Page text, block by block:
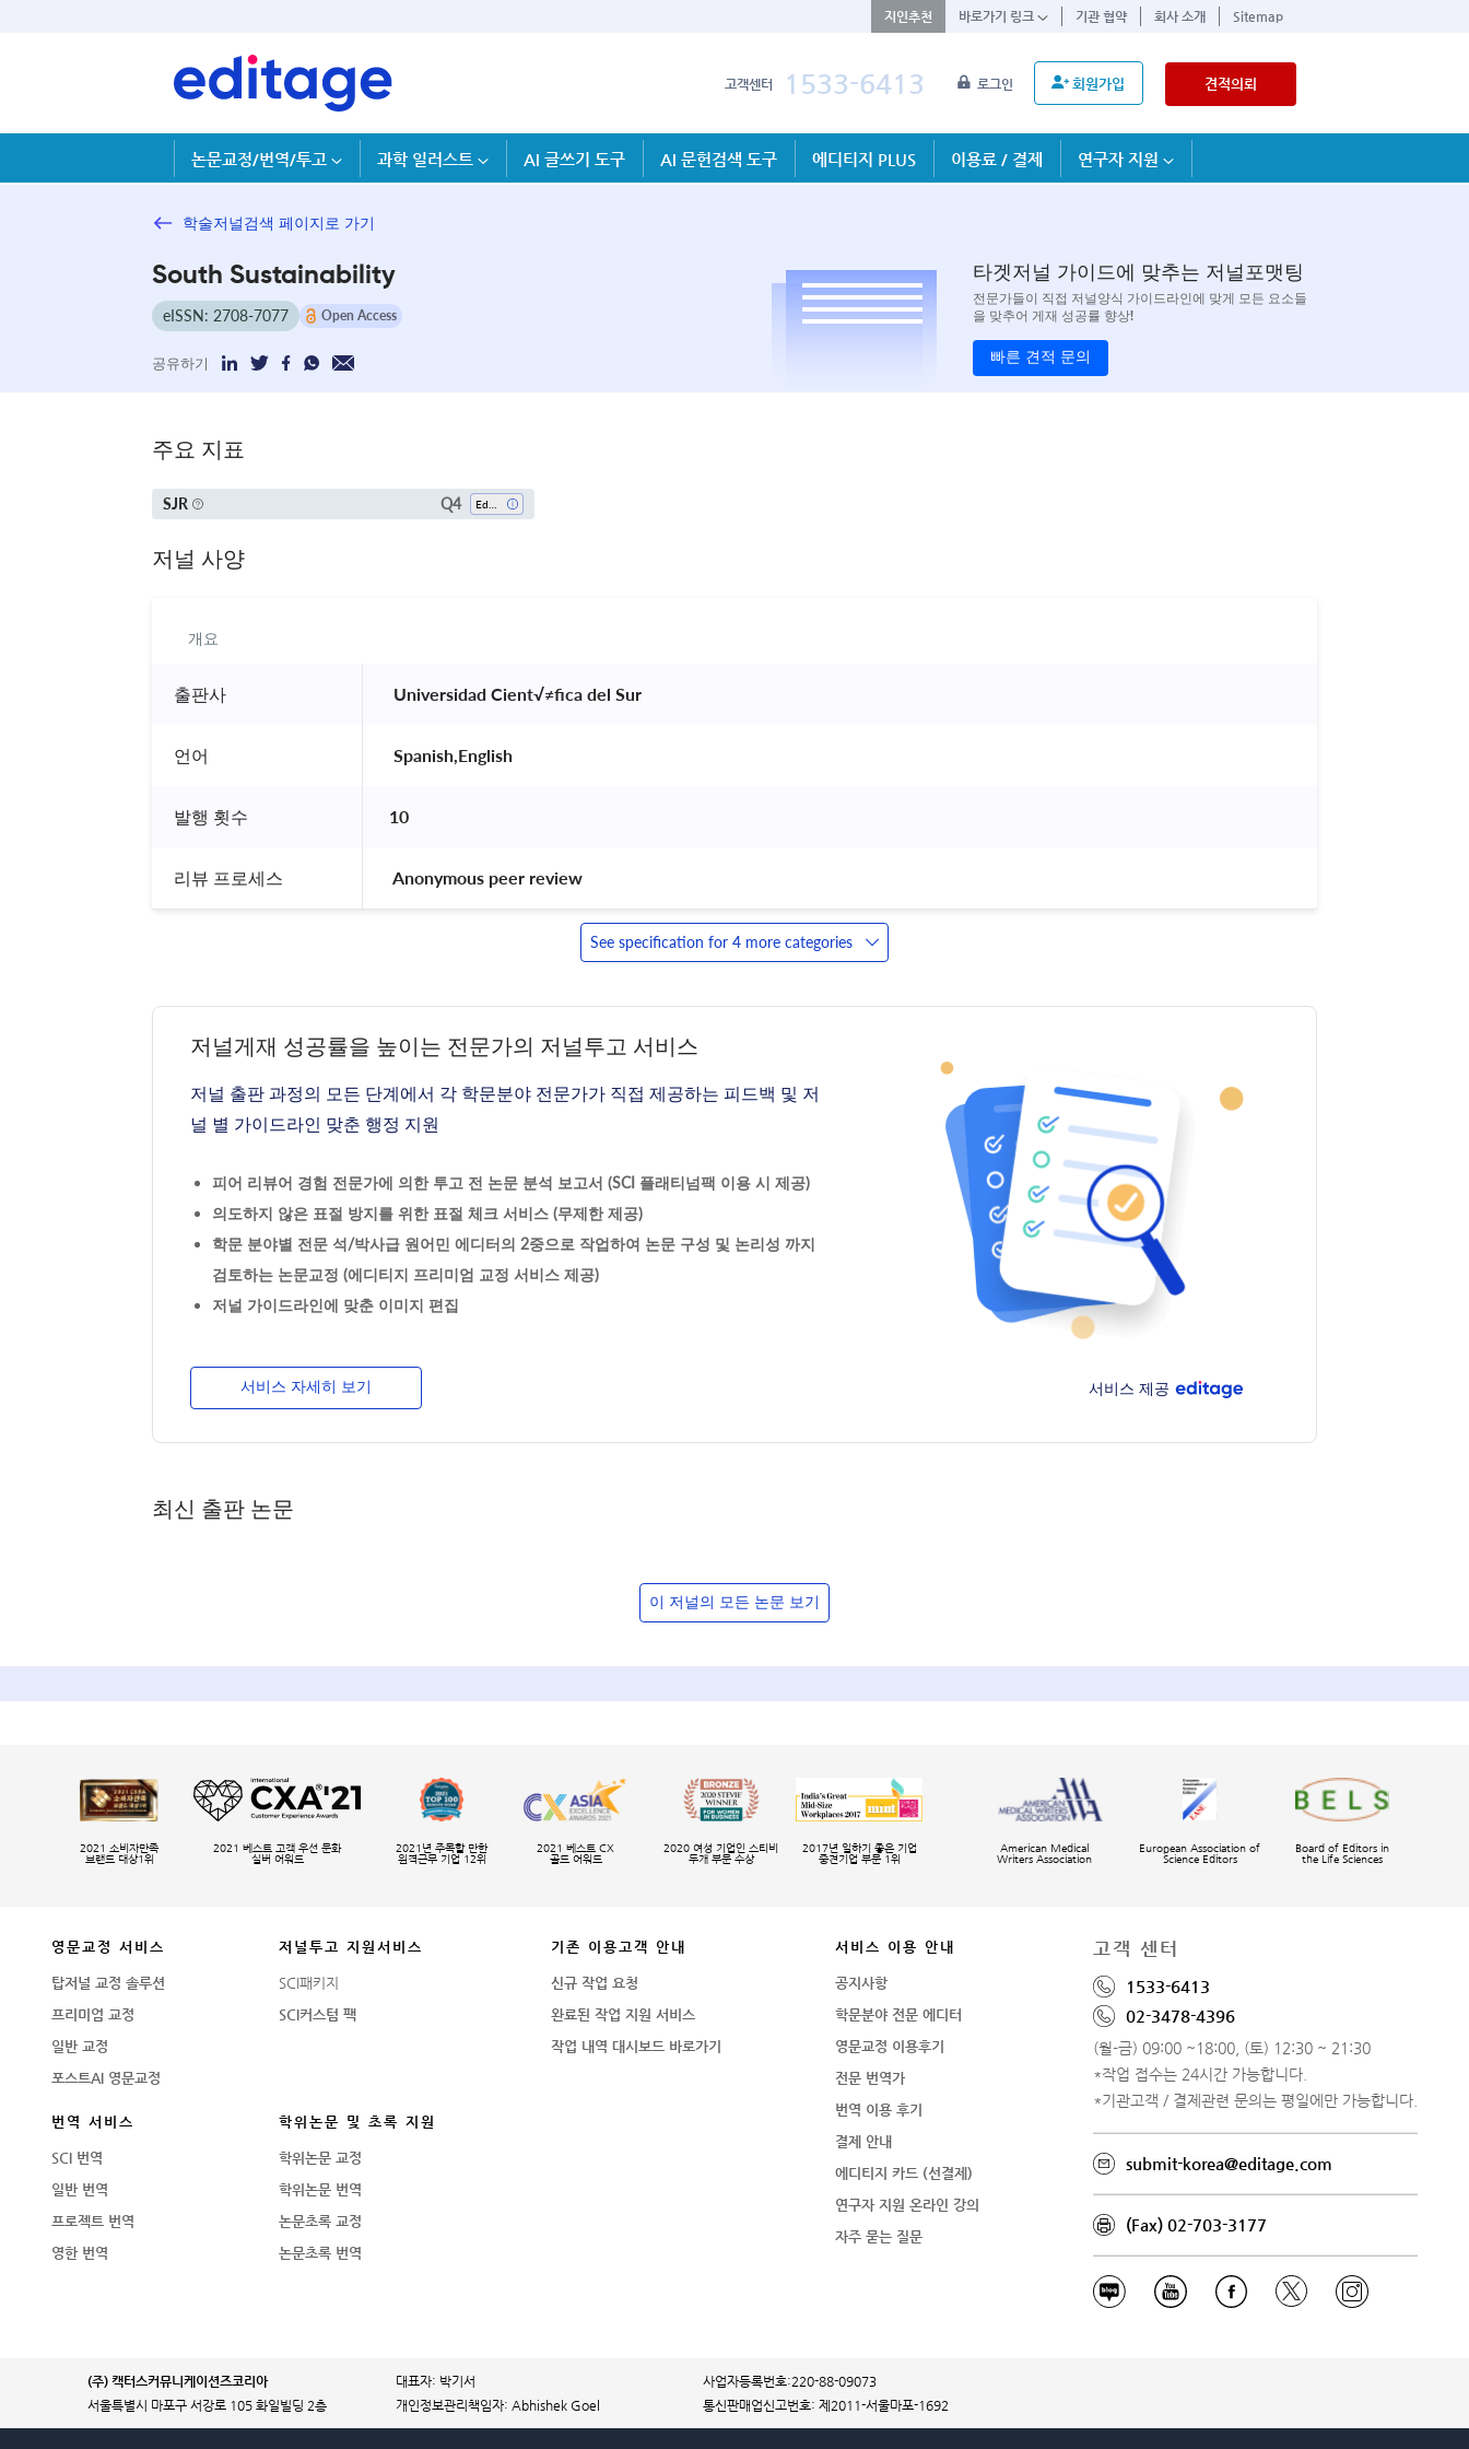
지인추천 바로가기 링크 기관 협약 회사 소개 Sitemap
고객센터 1533-6413 로그인 회원가입 견적의뢰
논문교정/번역/투고 과학 일러스트 AI 글쓰기 도구 AI 문헌검색 도구 에디티지 PLUS 이용료 / 결제 연구자 지원
학술저널검색 페이지로 가기
South Sustainability
eISSN: 2708-7077 Open Access
공유하기
타겟저널 가이드에 맞추는 저널포맷팅
전문가들이 직접 저널양식 가이드라인에 맞게 모든 요소들
을 맞추어 게재 성공률 향상!
빠른 견적 문의
주요 지표
SJR Q4
저널 사양
개요
출판사 Universidad Cient√≠fica del Sur
언어 Spanish,English
발행 횟수 10
리뷰 프로세스 Anonymous peer review
See specification for 4 more categories
저널게재 성공률을 높이는 전문가의 저널투고 서비스
저널 출판 과정의 모든 단계에서 각 학문분야 전문가가 직접 제공하는 피드백 및 저
널 별 가이드라인 맞춘 행정 지원
피어 리뷰어 경험 전문가에 의한 투고 전 논문 분석 보고서 (SCI 플래티넘팩 이용 시 제공)
의도하지 않은 표절 방지를 위한 표절 체크 서비스 (무제한 제공)
학문 분야별 전문 석/박사급 원어민 에디터의 2중으로 작업하여 논문 구성 및 논리성 까지
검토하는 논문교정 (에디티지 프리미엄 교정 서비스 제공)
저널 가이드라인에 맞춘 이미지 편집
서비스 자세히 보기 서비스 제공
최신 출판 논문
이 저널의 모든 논문 보기